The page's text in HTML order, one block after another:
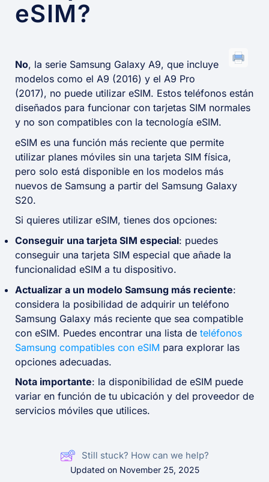
eSIM?
No, la serie Samsung Galaxy A9, que incluye
modelos como el A9 (2016) y el A9 Pro
(2017), no puede utilizar eSIM. Estos teléfonos están
diseñados para funcionar con tarjetas SIM normales
y no son compatibles con la tecnología eSIM.
eSIM es una función más reciente que permite
utilizar planes móviles sin una tarjeta SIM física,
pero solo está disponible en los modelos más
nuevos de Samsung a partir del Samsung Galaxy
S20.
Si quieres utilizar eSIM, tienes dos opciones:
Conseguir una tarjeta SIM especial: puedes
conseguir una tarjeta SIM especial que añade la
funcionalidad eSIM a tu dispositivo.
Actualizar a un modelo Samsung más reciente:
considera la posibilidad de adquirir un teléfono
Samsung Galaxy más reciente que sea compatible
con eSIM. Puedes encontrar una lista de teléfonos
Samsung compatibles con eSIM para explorar las
opciones adecuadas.
Nota importante: la disponibilidad de eSIM puede
variar en función de tu ubicación y del proveedor de
servicios móviles que utilices.
Still stuck? How can we help?
Updated on November 25, 2025